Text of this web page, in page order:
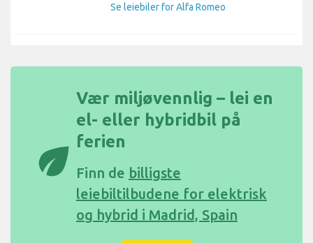
Se leiebiler for Alfa Romeo
eco
Vær miljøvennlig – lei en
el- eller hybridbil på
ferien
Finn de billigste
leiebiltilbudene for elektrisk
og hybrid i Madrid, Spain